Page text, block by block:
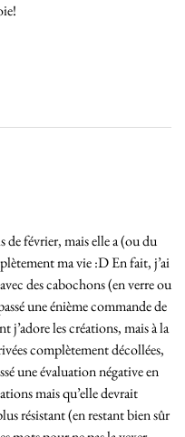
février, mais elle a (ou du
ma vie :D En fait, j’ai
des cabochons (en verre ou
une énième commande de
les créations, mais à la
complètement décollées,
une évaluation négative en
mais qu’elle devrait
résistant (en restant bien sûr